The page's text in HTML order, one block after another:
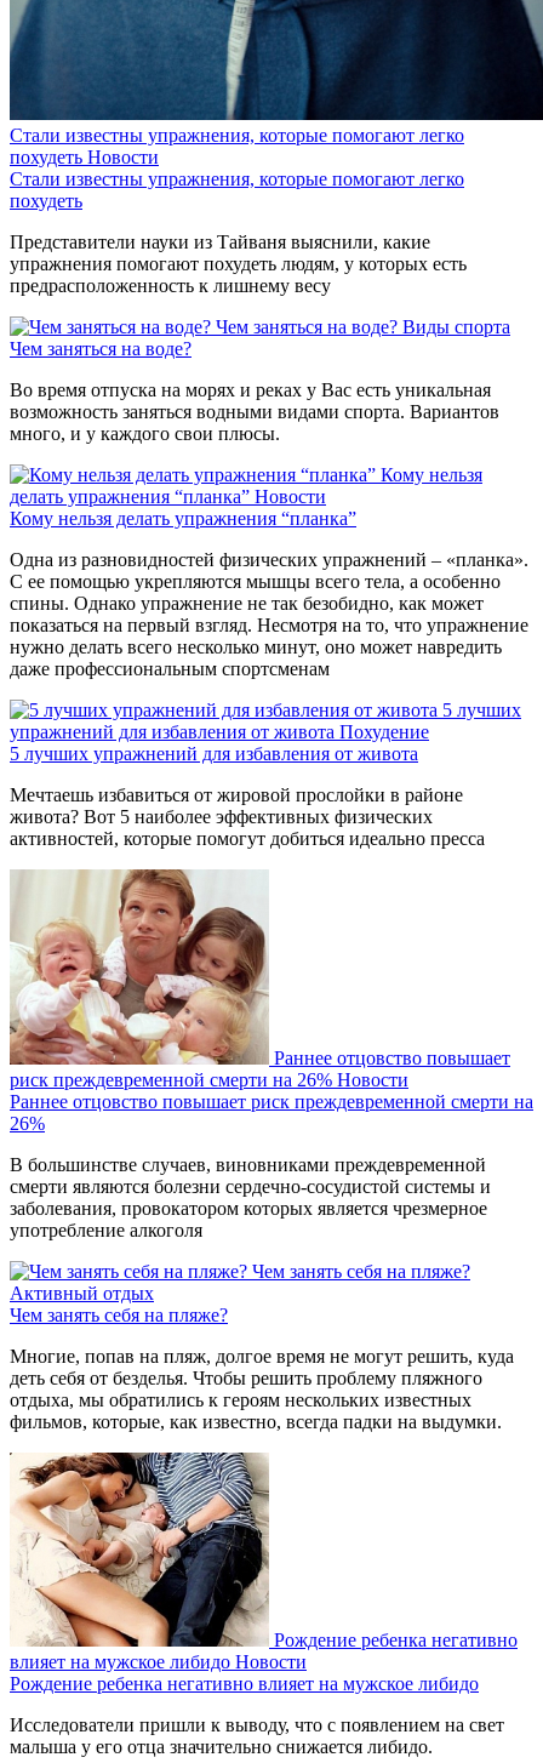
Стали известны упражнения, которые помогают легко
похудеть Новости
Стали известны упражнения, которые помогают легко
похудеть
Представители науки из Тайваня выяснили, какие
упражнения помогают похудеть людям, у которых есть
предрасположенность к лишнему весу
Чем заняться на воде? Виды спорта
Чем заняться на воде?
Во время отпуска на морях и реках у Вас есть уникальная
возможность заняться водными видами спорта. Вариантов
много, и у каждого свои плюсы.
Кому нельзя
делать упражнения “планка” Новости
Кому нельзя делать упражнения “планка”
Одна из разновидностей физических упражнений – «планка».
С ее помощью укрепляются мышцы всего тела, а особенно
спины. Однако упражнение не так безобидно, как может
показаться на первый взгляд. Несмотря на то, что упражнение
нужно делать всего несколько минут, оно может навредить
даже профессиональным спортсменам
5 лучших
упражнений для избавления от живота Похудение
5 лучших упражнений для избавления от живота
Мечтаешь избавиться от жировой прослойки в районе
живота? Вот 5 наиболее эффективных физических
активностей, которые помогут добиться идеально пресса
Раннее отцовство повышает
риск преждевременной смерти на 26% Новости
Раннее отцовство повышает риск преждевременной смерти на
26%
В большинстве случаев, виновниками преждевременной
смерти являются болезни сердечно-сосудистой системы и
заболевания, провокатором которых является чрезмерное
употребление алкоголя
Чем занять себя на пляже?
Активный отдых
Чем занять себя на пляже?
Многие, попав на пляж, долгое время не могут решить, куда
деть себя от безделья. Чтобы решить проблему пляжного
отдыха, мы обратились к героям нескольких известных
фильмов, которые, как известно, всегда падки на выдумки.
Рождение ребенка негативно
влияет на мужское либидо Новости
Рождение ребенка негативно влияет на мужское либидо
Исследователи пришли к выводу, что с появлением на свет
малыша у его отца значительно снижается либидо.